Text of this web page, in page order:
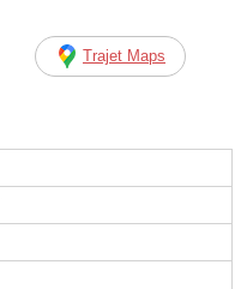
Trajet Maps